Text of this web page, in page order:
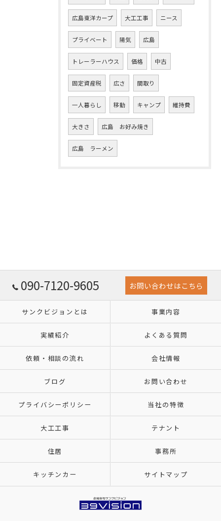
広島東洋カープ 大工工事 ニース
プライベート 陽気 広島
トレーラーハウス 価格 中古
固定資産税 広さ 間取り
一人暮らし 移動 キャンプ 維持費
大きさ 広島 お好み焼き
広島 ラーメン
090-7120-9605 お問い合わせはこちら
サンクビジョンとは 事業内容
実績紹介 よくある質問
依頼・相談の流れ 会社情報
ブログ お問い合わせ
プライバシーポリシー 当社の特徴
大工工事 テナント
住居 事務所
キッチンカー サイトマップ